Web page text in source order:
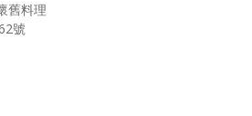
舊料理
號